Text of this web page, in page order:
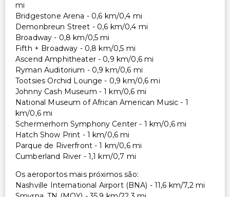
mi
Bridgestone Arena - 0,6 km/0,4 mi
Demonbreun Street - 0,6 km/0,4 mi
Broadway - 0,8 km/0,5 mi
Fifth + Broadway - 0,8 km/0,5 mi
Ascend Amphitheater - 0,9 km/0,6 mi
Ryman Auditorium - 0,9 km/0,6 mi
Tootsies Orchid Lounge - 0,9 km/0,6 mi
Johnny Cash Museum - 1 km/0,6 mi
National Museum of African American Music - 1
km/0,6 mi
Schermerhorn Symphony Center - 1 km/0,6 mi
Hatch Show Print - 1 km/0,6 mi
Parque de Riverfront - 1 km/0,6 mi
Cumberland River - 1,1 km/0,7 mi
Os aeroportos mais próximos são:
Nashville International Airport (BNA) - 11,6 km/7,2 mi